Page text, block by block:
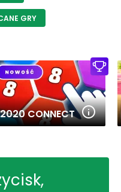
GRY
2020 CONNECT